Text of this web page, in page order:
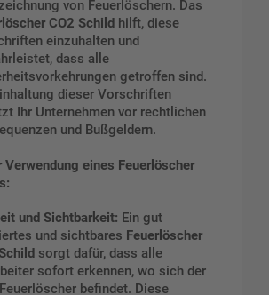
von Feuerlöschern. Das
CO2 Schild hilft, diese
einzuhalten und
dass alle
getroffen sind.
dieser Vorschriften
Ihr Unternehmen vor rechtlichen
und Bußgeldern.
Verwendung eines Feuerlöscher
und Sichtbarkeit: Ein gut
und sichtbares Feuerlöscher
sorgt dafür, dass alle
sofort erkennen, wo sich der
befindet. Diese